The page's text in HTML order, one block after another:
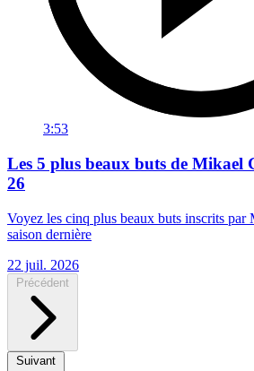
3:53
Les 5 plus beaux buts de Mikael
26
Voyez les cinq plus beaux buts inscrits par
saison dernière
22 juil. 2026
Précédent
Suivant